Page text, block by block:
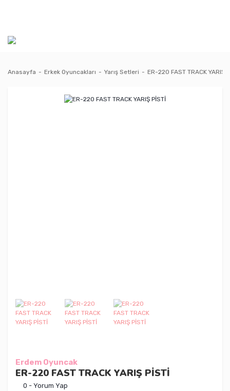
Anasayfa Erkek Oyuncakları Yarış Setleri ER-220 FAST TRACK YARIŞ
Erdem Oyuncak
ER-220 FAST TRACK YARIŞ PİSTİ
0 - Yorum Yap